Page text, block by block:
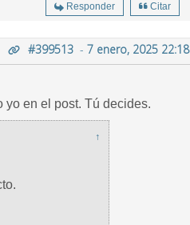
Responder Citar
#399513 - 7 enero, 2025 22:18
yo en el post. Tú decides.
↑